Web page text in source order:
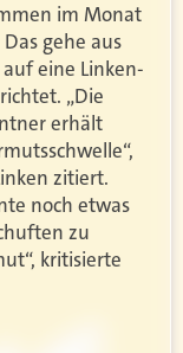
im Monat
gehe aus
eine Linken-
„Die
erhält
zitiert.
noch etwas
zu
kritisierte